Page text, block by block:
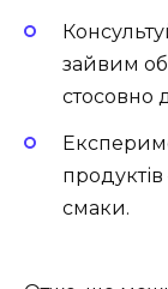
зайвим
стосовно
смаки.